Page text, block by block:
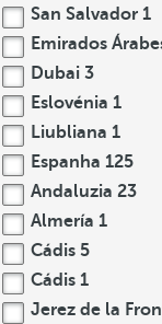
San Salvador 1
Emirados
Dubai 3
Eslovénia 1
Liubliana 1
Espanha 125
Andaluzia 23
Almería 1
Cádis 5
Cádis 1
Jerez de la